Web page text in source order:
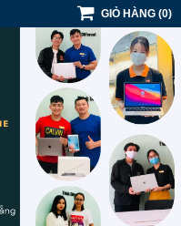
GIỎ HÀNG (0)